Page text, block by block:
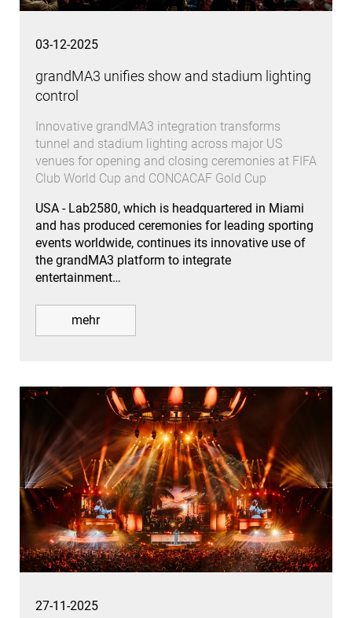
03-12-2025
grandMA3 unifies show and stadium lighting
control
Innovative grandMA3 integration transforms
tunnel and stadium lighting across major US
venues for opening and closing ceremonies at FIFA
Club World Cup and CONCACAF Gold Cup
USA - Lab2580, which is headquartered in Miami
and has produced ceremonies for leading sporting
events worldwide, continues its innovative use of
the grandMA3 platform to integrate
entertainment…
mehr
27-11-2025